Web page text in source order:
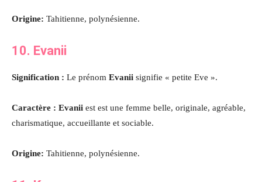
Origine: Tahitienne, polynésienne.
10. Evanii
Signification : Le prénom Evanii signifie « petite Eve ».
Caractère : Evanii est est une femme belle, originale, agréable,
charismatique, accueillante et sociable.
Origine: Tahitienne, polynésienne.